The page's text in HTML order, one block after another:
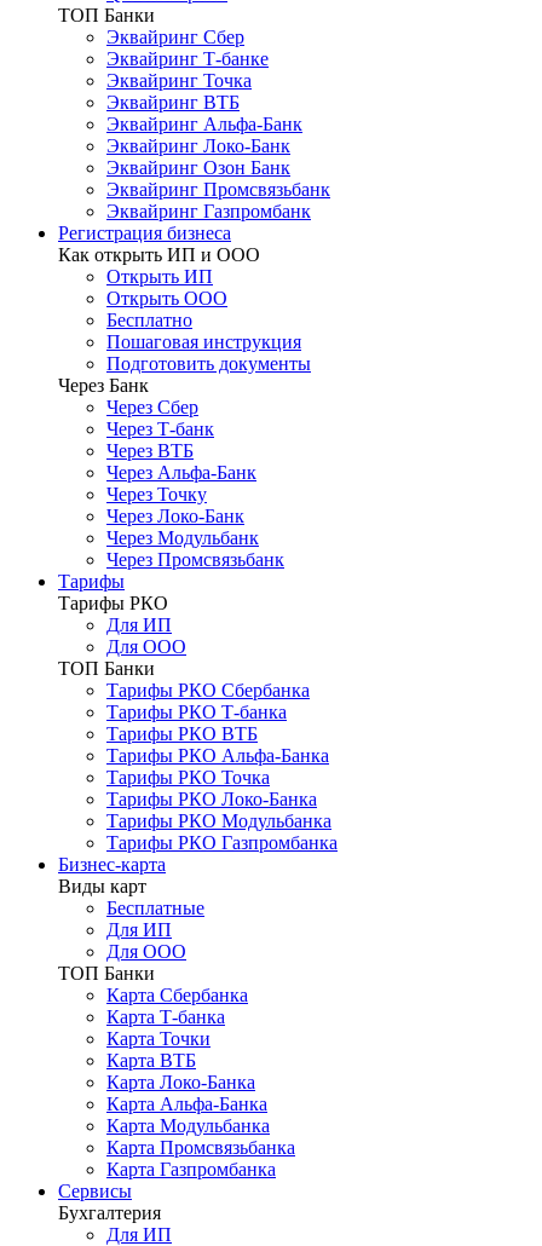
ТОП Банки
Эквайринг Сбер
Эквайринг Т-банке
Эквайринг Точка
Эквайринг ВТБ
Эквайринг Альфа-Банк
Эквайринг Локо-Банк
Эквайринг Озон Банк
Эквайринг Промсвязьбанк
Эквайринг Газпромбанк
Регистрация бизнеса
Как открыть ИП и ООО
Открыть ИП
Открыть ООО
Бесплатно
Пошаговая инструкция
Подготовить документы
Через Банк
Через Сбер
Через Т-банк
Через ВТБ
Через Альфа-Банк
Через Точку
Через Локо-Банк
Через Модульбанк
Через Промсвязьбанк
Тарифы
Тарифы РКО
Для ИП
Для ООО
ТОП Банки
Тарифы РКО Сбербанка
Тарифы РКО Т-банка
Тарифы РКО ВТБ
Тарифы РКО Альфа-Банка
Тарифы РКО Точка
Тарифы РКО Локо-Банка
Тарифы РКО Модульбанка
Тарифы РКО Газпромбанка
Бизнес-карта
Виды карт
Бесплатные
Для ИП
Для ООО
ТОП Банки
Карта Сбербанка
Карта Т-банка
Карта Точки
Карта ВТБ
Карта Локо-Банка
Карта Альфа-Банка
Карта Модульбанка
Карта Промсвязьбанка
Карта Газпромбанка
Сервисы
Бухгалтерия
Для ИП